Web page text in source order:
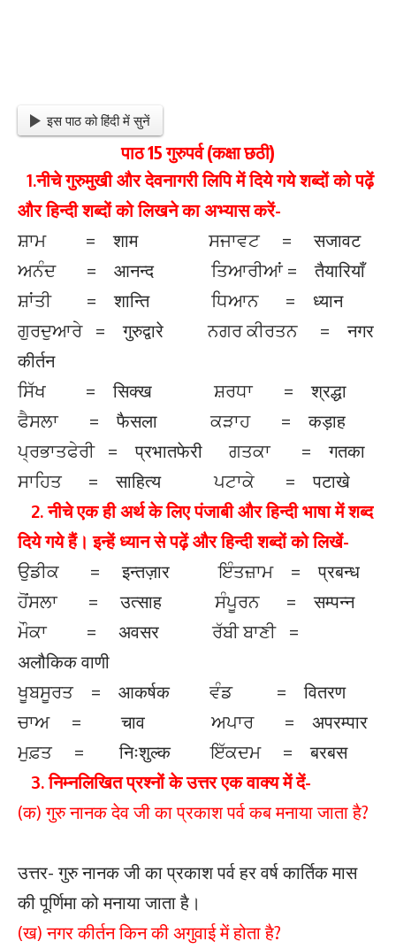
इस पाठ को हिंदी में सुनें
पाठ 15 गुरुपर्व (कक्षा छठी)
1.नीचे गुरुमुखी और देवनागरी लिपि में दिये गये शब्दों को पढ़ें
और हिन्दी शब्दों को लिखने का अभ्यास करें-
ਸ਼ਾਮ = शाम ਸਜਾਵਟ = सजावट
ਅਨੰਦ = आनन्द ਤਿਆਰੀਆਂ = तैयारियाँ
ਸ਼ਾਂਤੀ = शान्ति ਧਿਆਨ = ध्यान
ਗੁਰਦੁਆਰੇ = गुरुद्वारे ਨਗਰ ਕੀਰਤਨ = नगर
कीर्तन
ਸਿੱਖ = सिक्ख ਸ਼ਰਧਾ = श्रद्धा
ਫੈਸਲਾ = फैसला ਕੜਾਹ = कड़ाह
ਪ੍ਰਭਾਤਫੇਰੀ = प्रभातफेरी ਗਤਕਾ = गतका
ਸਾਹਿਤ = साहित्य ਪਟਾਕੇ = पटाखे
2. नीचे एक ही अर्थ के लिए पंजाबी और हिन्दी भाषा में शब्द
दिये गये हैं। इन्हें ध्यान से पढ़ें और हिन्दी शब्दों को लिखें-
ਉਡੀਕ = इन्तज़ार ਇੰਤਜ਼ਾਮ = प्रबन्ध
ਹੋਂਸਲਾ = उत्साह ਸੰਪੂਰਨ = सम्पन्न
ਮੌਕਾ = अवसर ਰੱਬੀ ਬਾਣੀ =
अलौकिक वाणी
ਖੂਬਸੂਰਤ = आकर्षक ਵੰਡ = वितरण
ਚਾਅ = चाव ਅਪਾਰ = अपरम्पार
ਮੁਫ਼ਤ = निःशुल्क ਇੱਕਦਮ = बरबस
3. निम्नलिखित प्रश्नों के उत्तर एक वाक्य में दें-
(क) गुरु नानक देव जी का प्रकाश पर्व कब मनाया जाता है?
उत्तर- गुरु नानक जी का प्रकाश पर्व हर वर्ष कार्तिक मास
की पूर्णिमा को मनाया जाता है।
(ख) नगर कीर्तन किन की अगुवाई में होता है?